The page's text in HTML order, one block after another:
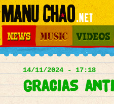
Jump to
Main
menu
Videos
14/11/2024 - 17:18
gracias